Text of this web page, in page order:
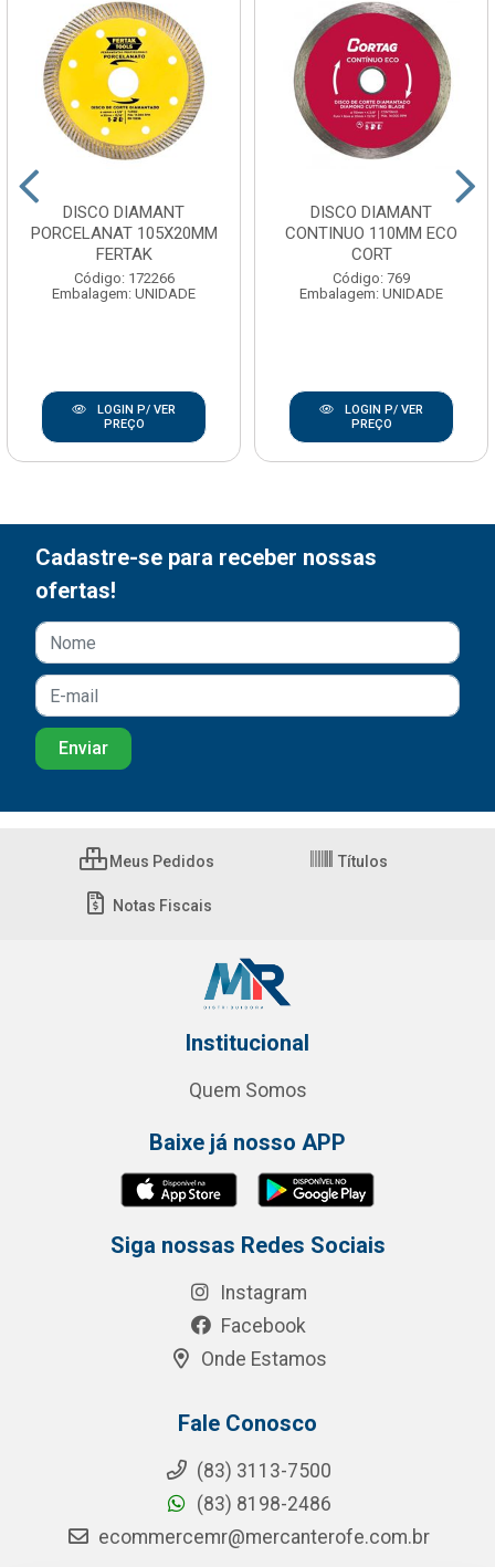
DISCO DIAMANT
PORCELANAT 105X20MM
FERTAK
Código: 172266
Embalagem: UNIDADE
LOGIN P/ VER
PREÇO
DISCO DIAMANT
CONTINUO 110MM ECO
CORT
Código: 769
Embalagem: UNIDADE
LOGIN P/ VER
PREÇO
Cadastre-se para receber nossas
ofertas!
Meus Pedidos Títulos
Notas Fiscais
Institucional
Quem Somos
Baixe já nosso APP
Siga nossas Redes Sociais
Instagram
Facebook
Onde Estamos
Fale Conosco
(83) 3113-7500
(83) 8198-2486
ecommercemr@mercanterofe.com.br